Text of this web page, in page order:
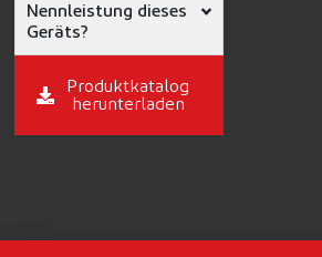
Nennleistung dieses
Geräts?
Produktkatalog
herunterladen